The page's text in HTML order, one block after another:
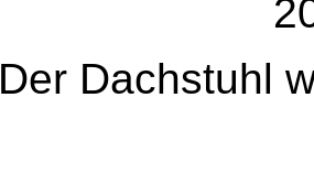
Der Dachstuhl